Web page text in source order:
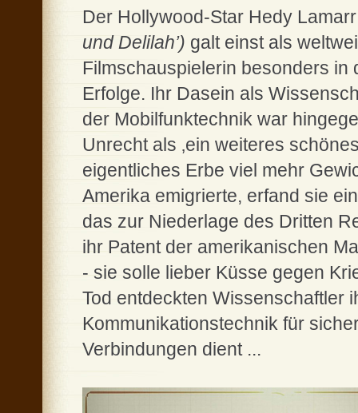
Der Hollywood-Star Hedy Lamarr
und Delilah’) galt einst als
Filmschauspielerin besonders
Erfolge. Ihr Dasein als
der Mobilfunktechnik war
Unrecht als ‚ein weiteres
eigentliches Erbe viel mehr
Amerika emigrierte, erfand sie
das zur Niederlage des Dritten
ihr Patent der amerikanischen
- sie solle lieber Küsse gegen
Tod entdeckten Wissenschaftler
Kommunikationstechnik für
Verbindungen dient ...